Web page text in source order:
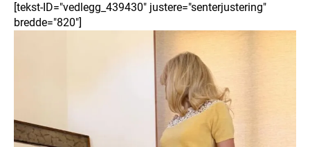
[tekst-ID="vedlegg_439430" justere="senterjustering"
bredde="820"]